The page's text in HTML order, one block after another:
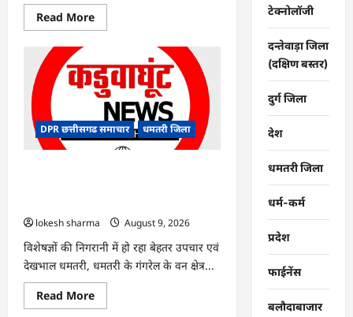
Read MoreRead
more
:
जिले
में
1
जून
अब
तक
678.9
DPR छत्तीसगढ समाचार धमतरी जिला
lokesh sharma
August 9, 2026
विशेषज्ञों की निगरानी में हो रहा बेहतर उपचार एवं
देखभाल धमतरी, धमतरी के गंगरेल के वन क्षेत्र...
Read MoreRead
more
टेक्नोलॉजी
दन्तेवाड़ा जिला
(दक्षिण बस्तर)
दुर्ग जिला
देश
धमतरी जिला
धर्म-कर्म
प्रदेश
फाईनेंस
बलौदाबाजार